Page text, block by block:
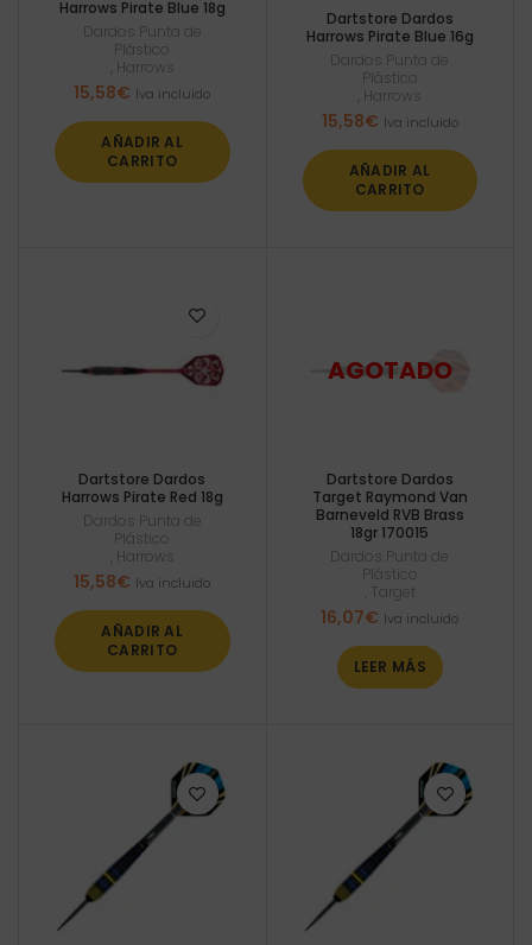
Harrows Pirate Blue 18g
Dardos Punta de
Plástico
Harrows
15,58€ Iva incluido
AÑADIR AL
CARRITO
Dartstore Dardos
Harrows Pirate Blue 16g
Dardos Punta de
Plástico
Harrows
15,58€ Iva incluido
AÑADIR AL
CARRITO
Dartstore Dardos
Harrows Pirate Red 18g
Dardos Punta de
Plástico
Harrows
15,58€ Iva incluido
AÑADIR AL
CARRITO
Dartstore Dardos
Target Raymond Van
Barneveld RVB Brass
18gr 170015
Dardos Punta de
Plástico
Target
16,07€ Iva incluido
LEER MÁS